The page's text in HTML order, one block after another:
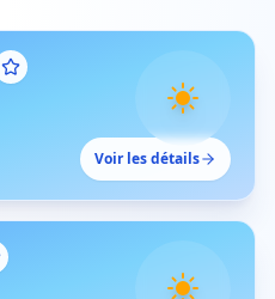
Voir les détails